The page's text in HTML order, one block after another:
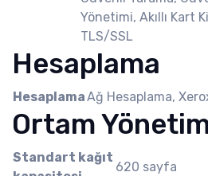
Yönetimi, Akıllı Kart
TLS/SSL
Hesaplama
HesaplamaAğ Hesaplama,
Ortam
Standart kağıt
620 sayfa